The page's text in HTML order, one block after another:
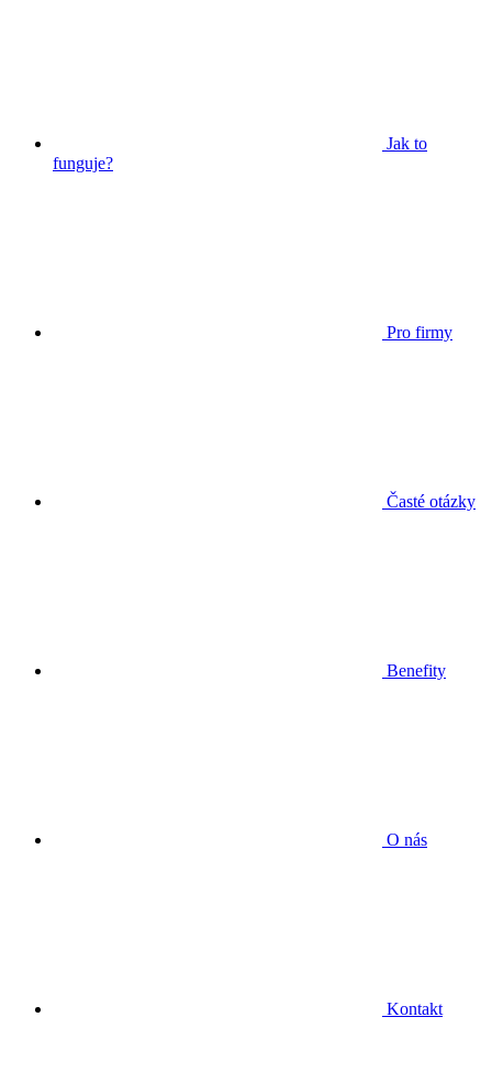
Jak to
funguje?
Pro firmy
Časté otázky
Benefity
O nás
Kontakt